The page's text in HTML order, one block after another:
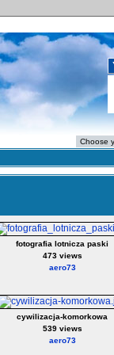
fotografia lotnicza paski
473 views
aero73
cywilizacja-komorkowa
539 views
aero73